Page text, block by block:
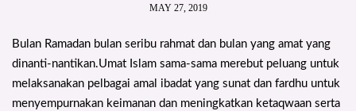
MAY 27, 2019
Bulan Ramadan bulan seribu rahmat dan bulan yang amat yang
dinanti-nantikan.Umat Islam sama-sama merebut peluang untuk
melaksanakan pelbagai amal ibadat yang sunat dan fardhu untuk
menyempurnakan keimanan dan meningkatkan ketaqwaan serta